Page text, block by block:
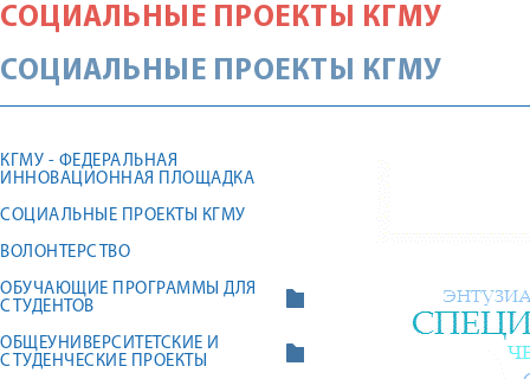
СОЦИАЛЬНЫЕ ПРОЕКТЫ КГМУ
СОЦИАЛЬНЫЕ ПРОЕКТЫ КГМУ
КГМУ - ФЕДЕРАЛЬНАЯ
ИННОВАЦИОННАЯ ПЛОЩАДКА
СОЦИАЛЬНЫЕ ПРОЕКТЫ КГМУ
ВОЛОНТЕРСТВО
ОБУЧАЮЩИЕ ПРОГРАММЫ ДЛЯ
СТУДЕНТОВ
ОБЩЕУНИВЕРСИТЕТСКИЕ И
СТУДЕНЧЕСКИЕ ПРОЕКТЫ